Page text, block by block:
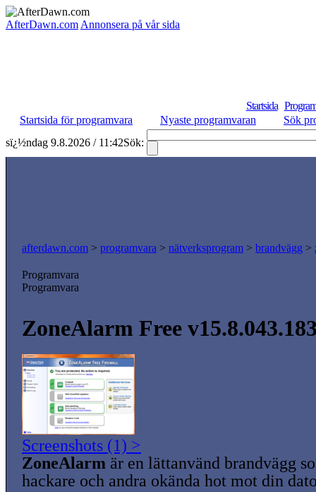
AfterDawn.com Annonsera på vår sida
Startsida
Startsida för programvara
Nyaste programvaran
Sök
sï¿½ndag 9.8.2026 / 11:42Sök:
afterdawn.com > programvara > nätverksprogram > brandvägg >
Programvara
Programvara
ZoneAlarm Free
Screenshots (1) >
ZoneAlarm är en lättanvänd brandvägg
hackare och andra okända hot mot din